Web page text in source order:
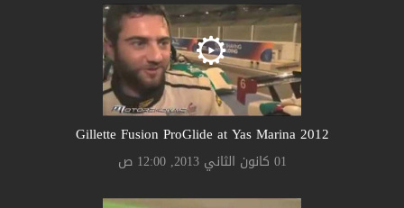
Gillette Fusion ProGlide at Yas Marina 2012
01 كانون الثاني 2013, 12:00 ص